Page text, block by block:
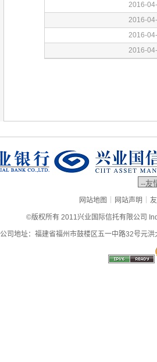
网站地图 | 网站声明 |
©版权所有 2011兴业国际信托有限公司
公司地址：福建省福州市鼓楼区五一中路32号元